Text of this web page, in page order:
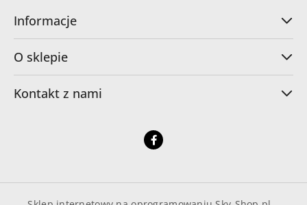
Informacje
O sklepie
Kontakt z nami